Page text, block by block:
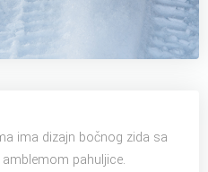
ima dizajn bočnog zida sa
pahuljice.